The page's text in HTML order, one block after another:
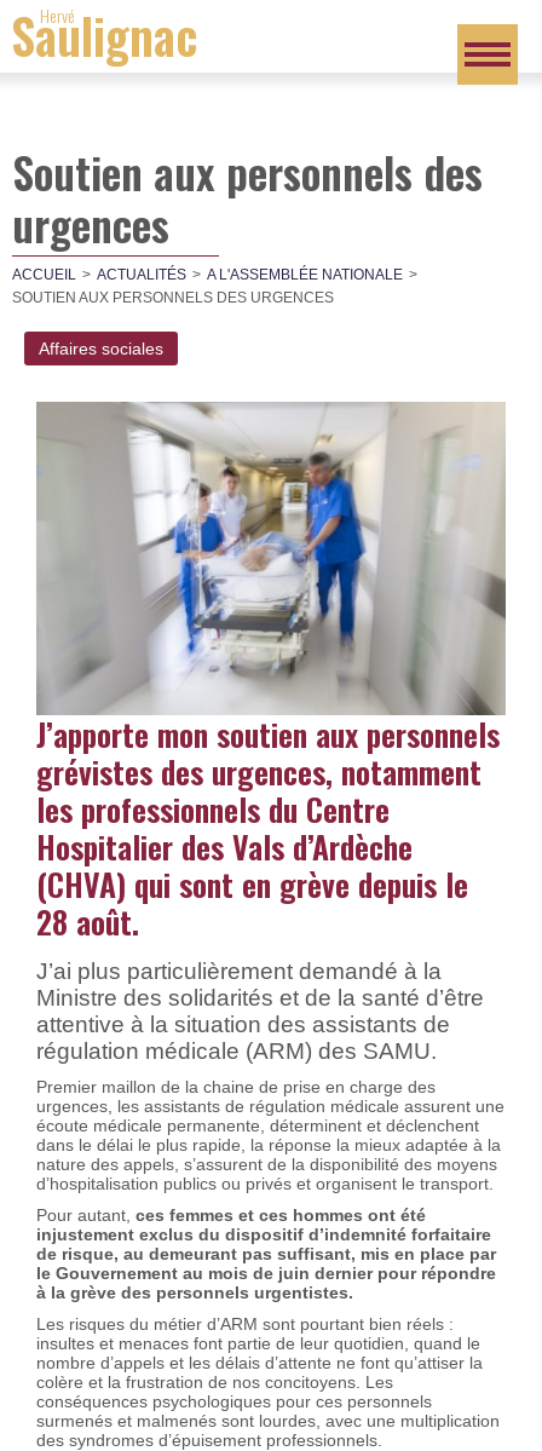
Hervé
Saulignac
Soutien aux personnels des
urgences
ACCUEIL ACTUALITÉS
A L'ASSEMBLÉE NATIONALE
SOUTIEN AUX PERSONNELS DES URGENCES
Affaires sociales
J’apporte mon soutien aux personnels
grévistes des urgences, notamment
les professionnels du Centre
Hospitalier des Vals d’Ardèche
(CHVA) qui sont en grève depuis le
28 août.
J’ai plus particulièrement demandé à la
Ministre des solidarités et de la santé d’être
attentive à la situation des assistants de
régulation médicale (ARM) des SAMU.
Premier maillon de la chaine de prise en charge des
urgences, les assistants de régulation médicale assurent une
écoute médicale permanente, déterminent et déclenchent
dans le délai le plus rapide, la réponse la mieux adaptée à la
nature des appels, s’assurent de la disponibilité des moyens
d’hospitalisation publics ou privés et organisent le transport.
Pour autant, ces femmes et ces hommes ont été
injustement exclus du dispositif d’indemnité forfaitaire
de risque, au demeurant pas suffisant, mis en place par
le Gouvernement au mois de juin dernier pour répondre
à la grève des personnels urgentistes.
Les risques du métier d’ARM sont pourtant bien réels :
insultes et menaces font partie de leur quotidien, quand le
nombre d’appels et les délais d’attente ne font qu’attiser la
colère et la frustration de nos concitoyens. Les
conséquences psychologiques pour ces personnels
surmenés et malmenés sont lourdes, avec une multiplication
des syndromes d’épuisement professionnels.